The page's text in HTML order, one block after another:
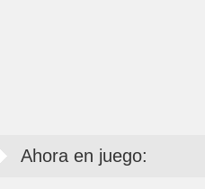
Ahora en juego: